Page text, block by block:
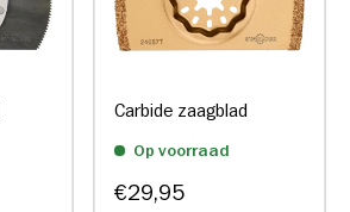
Carbide zaagblad
Op voorraad
€29,95